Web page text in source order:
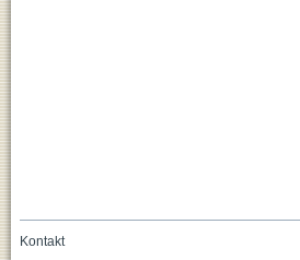
Kontakt